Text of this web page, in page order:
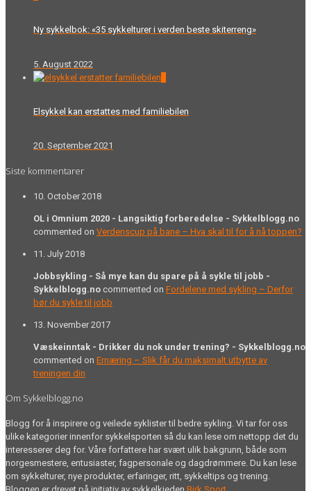
Ny sykkelbok: «35 sykkelturer i verden beste skiterreng»
5. August 2022
Elsykkel kan erstattes med familiebilen
20. September 2021
Siste kommentarer
10. October 2018
OL i Omnium 2020 - Langsiktig forberedelse - Sykkelblogg.no
commented on Verdenscup på bane – Hva skal til for å nå toppen?
11. July 2018
Jobbsykling - Så mye kan du spare på å sykle til jobb -
Sykkelblogg.no commented on Fordelene med sykling – Derfor
bør du sykle til jobb
13. November 2017
Væskeinntak - Drikker du nok under trening? - Sykkelblogg.no
commented on Ernæring – Slik får du maksimalt utbytte av
treningen din
Om Sykkelblogg.no
Blogg for å inspirere og veilede syklister til bedre sykling. Vi tar for oss
ulike kategorier innenfor sykkelsporten så du kan lese om nettopp det du
interesserer deg for. Våre forfattere har svært ulik bakgrunn, både som
norgesmestere, entusiaster, fagpersonale og dagdrømmere. Du kan lese
om sykkelturer, nye produkter, erfaringer, ritt, sykkeltips og trening.